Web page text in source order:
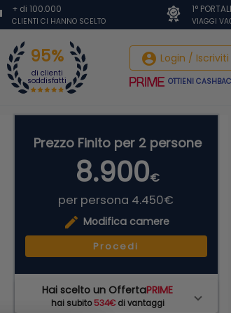
+ di 100.000
CLIENTI CI HANNO SCELTO
1°
VIAGGI
account_circle Login / Iscriviti
OTTIENI
95%
di clienti
soddisfatti
Prezzo Finito per 2 persone
8.900€
per persona 4.450€
edit Modifica camere
Procedi
Hai scelto un OffertaPRIME
hai subito534€di vantaggi